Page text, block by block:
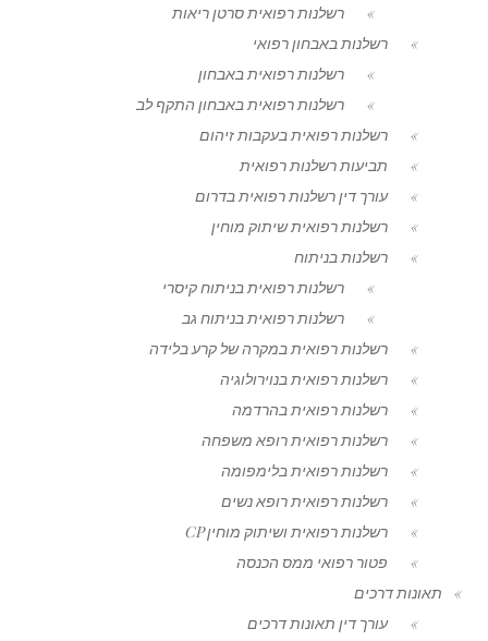
רשלנות רפואית סרטן ריאות
רשלנות באבחון רפואי
רשלנות רפואית באבחון
רשלנות רפואית באבחון התקף לב
רשלנות רפואית בעקבות זיהום
תביעות רשלנות רפואית
עורך דין רשלנות רפואית בדרום
רשלנות רפואית שיתוק מוחין
רשלנות בניתוח
רשלנות רפואית בניתוח קיסרי
רשלנות רפואית בניתוח גב
רשלנות רפואית במקרה של קרע בלידה
רשלנות רפואית בנוירולוגיה
רשלנות רפואית בהרדמה
רשלנות רפואית רופא משפחה
רשלנות רפואית בלימפומה
רשלנות רפואית רופא נשים
רשלנות רפואית ושיתוק מוחין CP
פטור רפואי ממס הכנסה
תאונות דרכים
עורך דין תאונות דרכים